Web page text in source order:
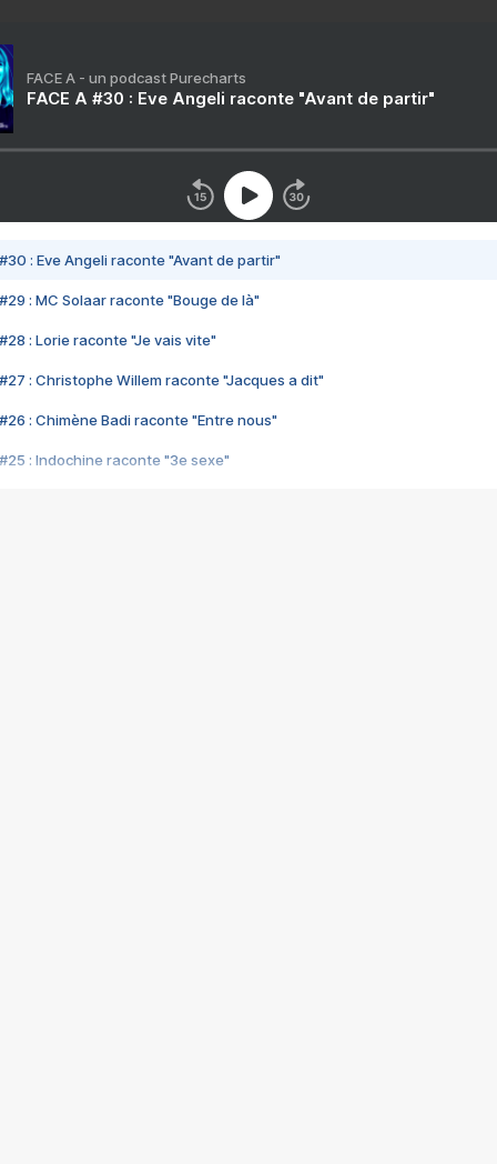
FACE A - un podcast Purecharts
FACE A #30 : Eve Angeli raconte "Avant de partir"
#30 : Eve Angeli raconte "Avant de partir"
#29 : MC Solaar raconte "Bouge de là"
#28 : Lorie raconte "Je vais vite"
#27 : Christophe Willem raconte "Jacques a dit"
#26 : Chimène Badi raconte "Entre nous"
#25 : Indochine raconte "3e sexe"